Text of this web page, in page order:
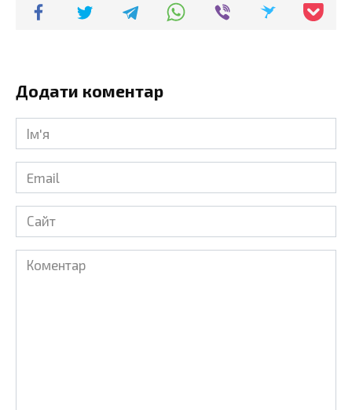
Додати коментар
Ім'я
Email
Сайт
Коментар